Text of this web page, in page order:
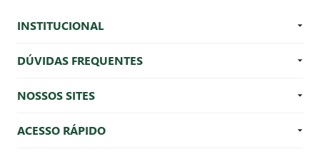
INSTITUCIONAL
DÚVIDAS FREQUENTES
NOSSOS SITES
ACESSO RÁPIDO